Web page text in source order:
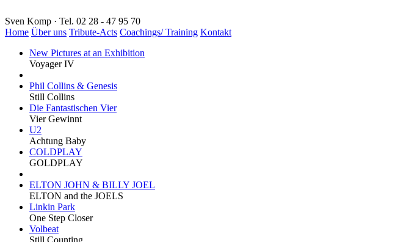
Sven Komp · Tel. 02 28 - 47 95 70
Home Über uns Tribute-Acts Coachings/ Training Kontakt
New Pictures at an Exhibition
Voyager IV
Phil Collins & Genesis
Still Collins
Die Fantastischen Vier
Vier Gewinnt
U2
Achtung Baby
COLDPLAY
GOLDPLAY
ELTON JOHN & BILLY JOEL
ELTON and the JOELS
Linkin Park
One Step Closer
Volbeat
Still Counting